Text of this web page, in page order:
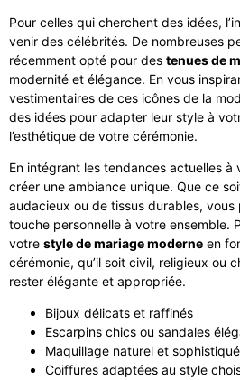
Pour celles qui cherchent des idées,
venir des célébrités. De nombreuses
récemment opté pour des tenues de
modernité et élégance. En vous
vestimentaires de ces icônes de la
des idées pour adapter leur style à
l’esthétique de votre cérémonie.
En intégrant les tendances actuelles à
créer une ambiance unique. Que ce
audacieux ou de tissus durables,
touche personnelle à votre ensemble.
votre style de mariage moderne en
cérémonie, qu’il soit civil, religieux ou
rester élégante et appropriée.
Bijoux délicats et raffinés
Escarpins chics ou sandales
Maquillage naturel et sophistiqué
Coiffures adaptées au style